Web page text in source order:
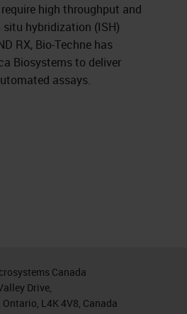
high throughput and
hybridization (ISH)
RX, Bio-Techne has
Biosystems to deliver
assays.
Canada
Drive,
Ontario, L4K 4V8, Canada